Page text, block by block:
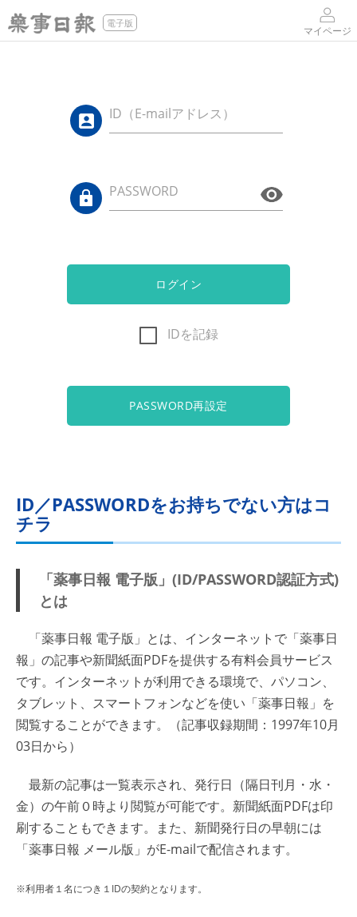
電子版
マイページ
ID（E-mailアドレス）
PASSWORD
ログイン
IDを記録
PASSWORD再設定
ID／PASSWORDをお持ちでない方はコ
チラ
「薬事日報 電子版」(ID/PASSWORD認証方式)
とは
「薬事日報 電子版」とは、インターネットで「薬事日
報」の記事や新聞紙面PDFを提供する有料会員サービス
です。インターネットが利用できる環境で、パソコン、
タブレット、スマートフォンなどを使い「薬事日報」を
閲覧することができます。（記事収録期間：1997年10月
03日から）
最新の記事は一覧表示され、発行日（隔日刊月・水・
金）の午前０時より閲覧が可能です。新聞紙面PDFは印
刷することもできます。また、新聞発行日の早朝には
「薬事日報 メール版」がE-mailで配信されます。
※利用者１名につき１IDの契約となります。